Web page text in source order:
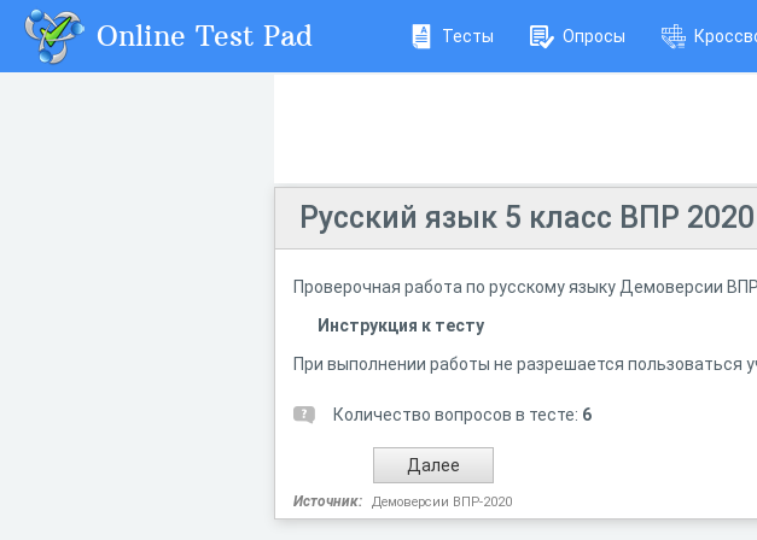
Online Test Pad Тесты Опросы
Русский язык 5 класс ВПР 2020
Проверочная работа по русскому языку Демоверсии
Инструкция к тесту
При выполнении работы не разрешается пользоваться
Количество вопросов в тесте: 6
Источник: Демоверсии ВПР-2020